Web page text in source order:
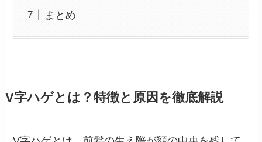
まとめ
V字ハゲとは？特徴と原因を徹底解説